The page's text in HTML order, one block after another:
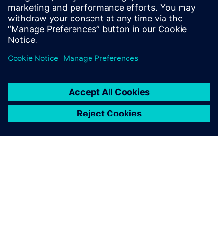
welchen Nutzen es bringt, digitale Werkzeuge von Beginn
an einzubinden. Mit dem Siemens Industrial Metaverse und
den Lösungen des Siemens Xcelerator Portfolios testet,
vergleicht und verfeinert das Unternehmen Szenarien mit
hoher Genauigkeit.
System stabil. Ob neue Märkte hinzukommen,
Produktvarianten entstehen oder Abläufe angepasst
werden müssen, das digitale Modell ermöglicht frühzeitige
Planung, verlässliche Validierung und eine deutliche